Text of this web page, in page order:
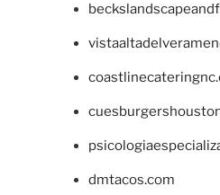
dmtacos.com